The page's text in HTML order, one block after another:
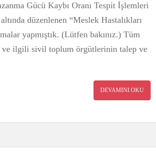
Gücü Kaybı Oranı Tespit İşlemleri
düzenlenen “Meslek Hastalıkları
yapmıştık. (Lütfen bakınız.) Tüm
ve ilgili sivil toplum örgütlerinin talep ve
DEVAMINI OKU